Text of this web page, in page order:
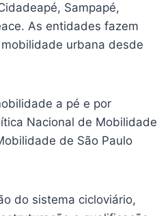
Sampapé,
As entidades fazem
urbana desde
a pé e por
Nacional de Mobilidade
de São Paulo
do sistema cicloviário,